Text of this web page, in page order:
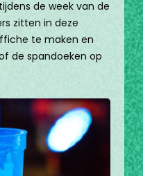
de week van de
zitten in deze
te maken en
de spandoeken op